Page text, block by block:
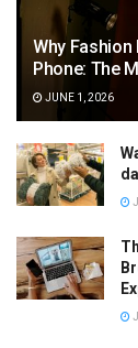
Why
Phone: The
JUNE 1, 2026